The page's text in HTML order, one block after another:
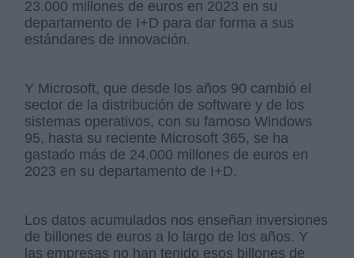
23.000 millones de euros en 2023 en su
departamento de I+D para dar forma a sus
estándares de innovación.
Y Microsoft, que desde los años 90 cambió el
sector de la distribución de software y de los
sistemas operativos, con su famoso Windows
95, hasta su reciente Microsoft 365, se ha
gastado más de 24.000 millones de euros en
2023 en su departamento de I+D.
Los datos acumulados nos enseñan inversiones
de billones de euros a lo largo de los años. Y
las empresas no han tenido esos billones de